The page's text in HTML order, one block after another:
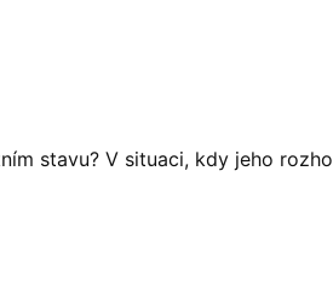
stavu? V situaci, kdy jeho